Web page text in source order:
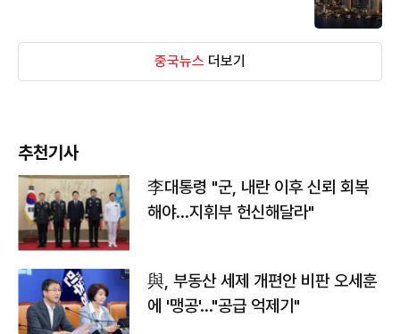
중국뉴스 더보기
추천기사
李대통령 "군, 내란 이후 신뢰 회복
해야…지휘부 헌신해달라"
與, 부동산 세제 개편안 비판 오세훈
에 '맹공'…"공급 억제기"